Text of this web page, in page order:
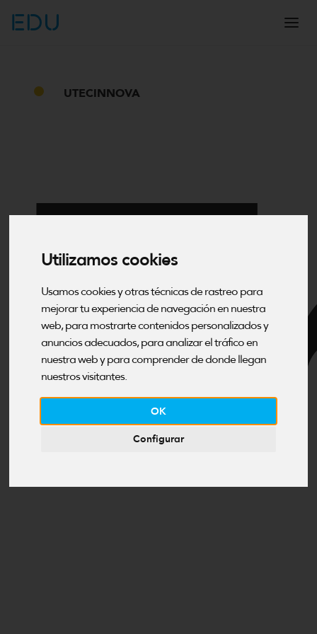
Utilizamos cookies
Usamos cookies y otras técnicas de rastreo para
mejorar tu experiencia de navegación en nuestra
web, para mostrarte contenidos personalizados y
anuncios adecuados, para analizar el tráfico en
nuestra web y para comprender de donde llegan
nuestros visitantes.
OK
Configurar
EDU
UTECINNOVA